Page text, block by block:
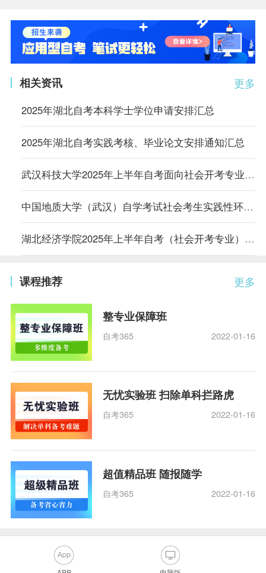
更多
相关资讯
2025年湖北自考本科学士学位申请安排汇总
2025年湖北自考实践考核、毕业论文安排通知汇总
武汉科技大学2025年上半年自考面向社会开考专业本科毕业生学士学位申请工作的通知
中国地质大学（武汉）自学考试社会考生实践性环节考核更新通告
湖北经济学院2025年上半年自考（社会开考专业）毕业论文、实践课程考核报名及网上缴费通知
更多
课程推荐
整专业保障班
自考365 2022-01-16
无忧实验班 扫除单科拦路虎
自考365 2022-01-16
超值精品班 随报随学
自考365 2022-01-16